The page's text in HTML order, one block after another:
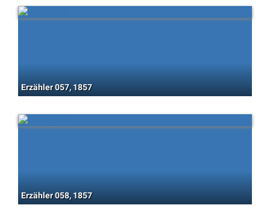
Erzähler 057, 1857
Erzähler 058, 1857